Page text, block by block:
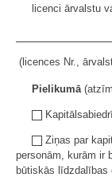
licenci ārvalstu
(licences Nr.,
Pielikumā
Ziņas par
personām, kurām ir
būtiskās līdzdalības